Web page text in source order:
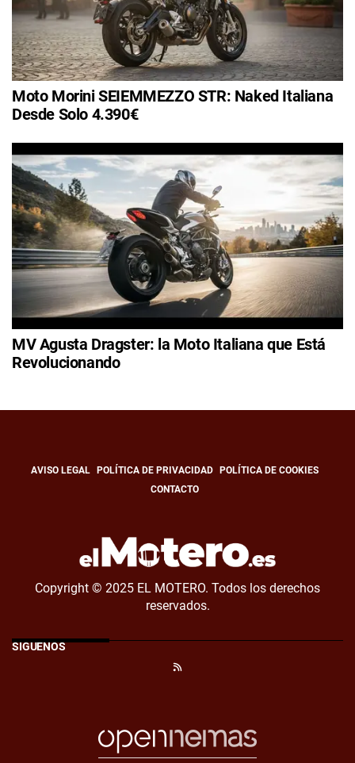
Moto Morini SEIEMMEZZO STR: Naked Italiana
Desde Solo 4.390€
MV Agusta Dragster: la Moto Italiana que Está
Revolucionando
AVISO LEGAL POLÍTICA DE PRIVACIDAD
POLÍTICA DE COOKIES
CONTACTO
Copyright © 2025 EL MOTERO. Todos los derechos
reservados.
SÍGUENOS